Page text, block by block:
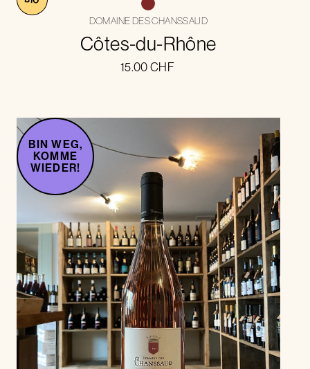
DOMAINE DES CHANSSAUD
Côtes-du-Rhône
15.00 CHF
BIN WEG,
KOMME
WIEDER!